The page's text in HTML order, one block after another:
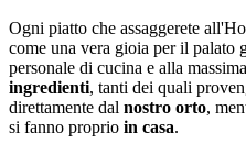
Ogni piatto che assaggerete
come una vera gioia per il palato
personale di cucina e alla massima
ingredienti, tanti dei quali
direttamente dal nostro orto,
si fanno proprio in casa.